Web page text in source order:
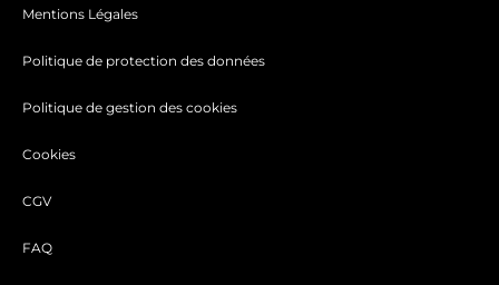
Mentions Légales
Politique de protection des données
Politique de gestion des cookies
Cookies
CGV
FAQ